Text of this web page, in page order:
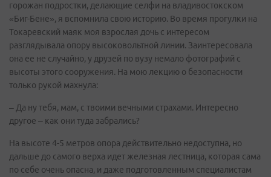
горожан подростки, делающие селфи на владивостокском
«Биг-Бене», я вспомнила свою историю. Во время прогулки на
Токаревский маяк моя взрослая дочь с интересом
разглядывала опору высоковольтной линии. Заинтересовала
она ее не случайно, у друзей по вузу немало фотографий с
высоты этого сооружения. На мою лекцию о безопасности
только рукой махнула:
– Да ну тебя, мам, с твоими вечными страхами. Интересно
другое – как они туда забрались?
На высоте 4-5 метров опора действительно недоступна, но
дальше до самого верха идет железная лестница, которая сама
по себе очень опасна, и даже подготовленным специалистам